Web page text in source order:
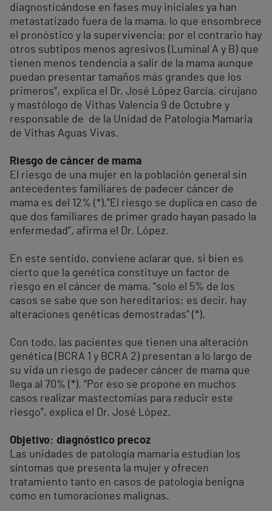
diagnosticándose en fases muy iniciales ya han
metastatizado fuera de la mama, lo que ensombrece
el pronóstico y la supervivencia; por el contrario hay
otros subtipos menos agresivos (Luminal A y B) que
tienen menos tendencia a salir de la mama aunque
puedan presentar tamaños más grandes que los
primeros”, explica el Dr. José López García, cirujano
y mastólogo de Vithas Valencia 9 de Octubre y
responsable de de la Unidad de Patología Mamaria
de Vithas Aguas Vivas.
Riesgo de cáncer de mama
El riesgo de una mujer en la población general sin
antecedentes familiares de padecer cáncer de
mama es del 12% (*)."El riesgo se duplica en caso de
que dos familiares de primer grado hayan pasado la
enfermedad”, afirma el Dr. López.
En este sentido, conviene aclarar que, si bien es
cierto que la genética constituye un factor de
riesgo en el cáncer de mama, “solo el 5% de los
casos se sabe que son hereditarios; es decir, hay
alteraciones genéticas demostradas” (*).
Con todo, las pacientes que tienen una alteración
genética (BCRA 1 y BCRA 2) presentan a lo largo de
su vida un riesgo de padecer cáncer de mama que
llega al 70% (*). “Por eso se propone en muchos
casos realizar mastectomias para reducir este
riesgo”, explica el Dr. José López.
Objetivo: diagnóstico precoz
Las unidades de patología mamaria estudian los
síntomas que presenta la mujer y ofrecen
tratamiento tanto en casos de patología benigna
como en tumoraciones malignas.